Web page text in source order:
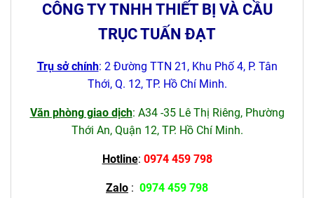
CÔNG TY TNHH THIẾT BỊ VÀ CẦU
TRỤC TUẤN ĐẠT
Trụ sở chính: 2 Đường TTN 21, Khu Phố 4, P. Tân
Thới, Q. 12, TP. Hồ Chí Minh.
Văn phòng giao dịch: A34 -35 Lê Thị Riêng, Phường
Thới An, Quận 12, TP. Hồ Chí Minh.
Hotline: 0974 459 798
Zalo : 0974 459 798